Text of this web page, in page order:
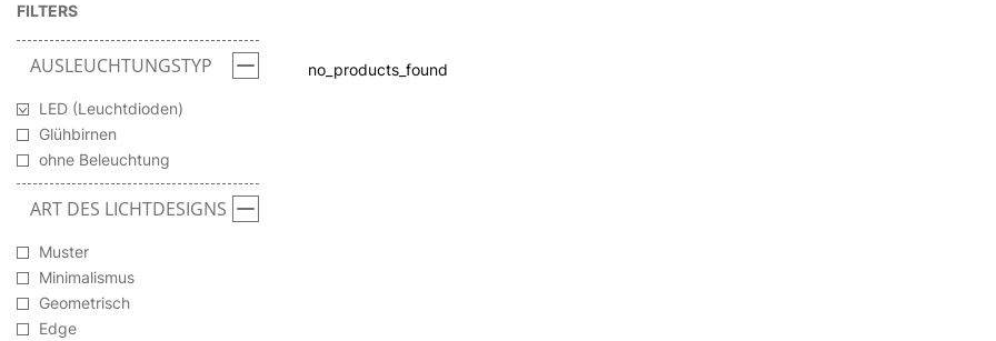
FILTERS
AUSLEUCHTUNGSTYP
LED (Leuchtdioden)
Glühbirnen
ohne Beleuchtung
ART DES LICHTDESIGNS
Muster
Minimalismus
Geometrisch
Edge
no_products_found